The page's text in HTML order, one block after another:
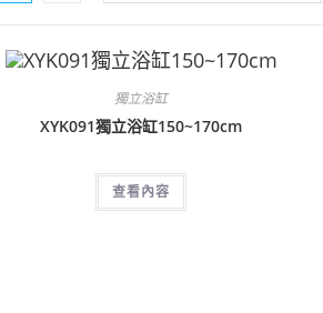
獨立浴缸
XYK091獨立浴缸150~170cm
查看內容